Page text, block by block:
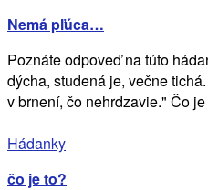
Nemá pľúca…
Poznáte odpoveď na túto
dýcha, studená je, večne
v brnení, čo nehrdzavie." Čo je
Hádanky
čo je to?